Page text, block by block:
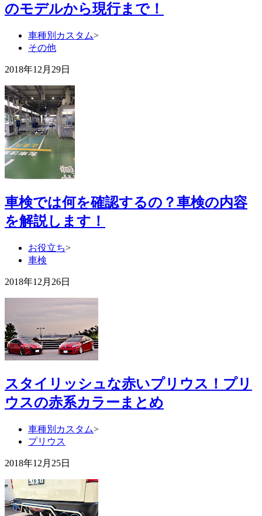
のモデルから現行まで！
車種別カスタム>
その他
2018年12月29日
車検では何を確認するの？車検の内容
を解説します！
お役立ち>
車検
2018年12月26日
スタイリッシュな赤いプリウス！プリ
ウスの赤系カラーまとめ
車種別カスタム>
プリウス
2018年12月25日